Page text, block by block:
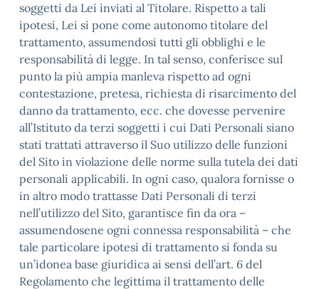
soggetti da Lei inviati al Titolare. Rispetto a tali
ipotesi, Lei si pone come autonomo titolare del
trattamento, assumendosi tutti gli obblighi e le
responsabilità di legge. In tal senso, conferisce sul
punto la più ampia manleva rispetto ad ogni
contestazione, pretesa, richiesta di risarcimento del
danno da trattamento, ecc. che dovesse pervenire
all’Istituto da terzi soggetti i cui Dati Personali siano
stati trattati attraverso il Suo utilizzo delle funzioni
del Sito in violazione delle norme sulla tutela dei dati
personali applicabili. In ogni caso, qualora fornisse o
in altro modo trattasse Dati Personali di terzi
nell’utilizzo del Sito, garantisce fin da ora –
assumendosene ogni connessa responsabilità – che
tale particolare ipotesi di trattamento si fonda su
un’idonea base giuridica ai sensi dell’art. 6 del
Regolamento che legittima il trattamento delle